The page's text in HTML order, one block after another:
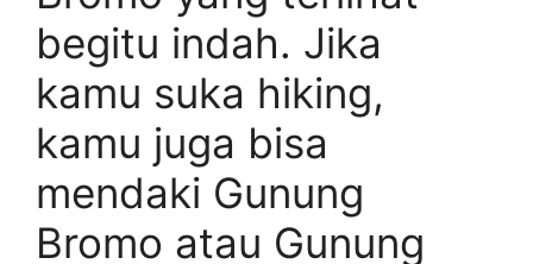
begitu indah. Jika
kamu suka hiking,
kamu juga bisa
mendaki Gunung
Bromo atau Gunung